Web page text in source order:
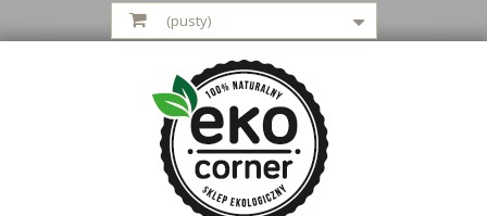
(pusty)